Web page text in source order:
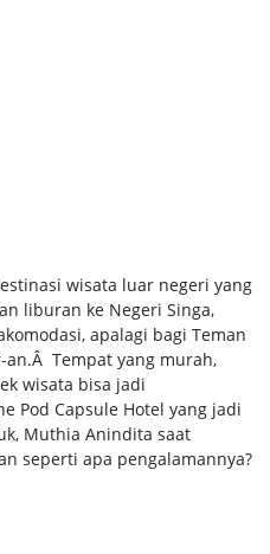
wisata luar negeri yang
liburan ke Negeri Singa,
apalagi bagi Teman
an.Â Tempat yang murah,
wisata bisa jadi
Pod Capsule Hotel yang jadi
Muthia Anindita saat
seperti apa pengalamannya?